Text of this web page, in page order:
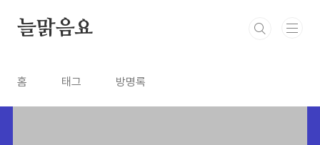
늘맑음요
홈 태그 방명록